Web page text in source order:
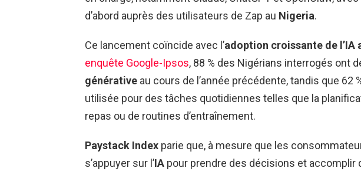
d’abord auprès des utilisateurs de Zap au Nigeria.
Ce lancement coïncide avec l’adoption croissante de l’IA
enquête Google-Ipsos, 88 % des Nigérians interrogés ont
générative au cours de l’année précédente, tandis que 62
utilisée pour des tâches quotidiennes telles que la
repas ou de routines d’entraînement.
Paystack Index parie que, à mesure que les
s’appuyer sur l’IA pour prendre des décisions et